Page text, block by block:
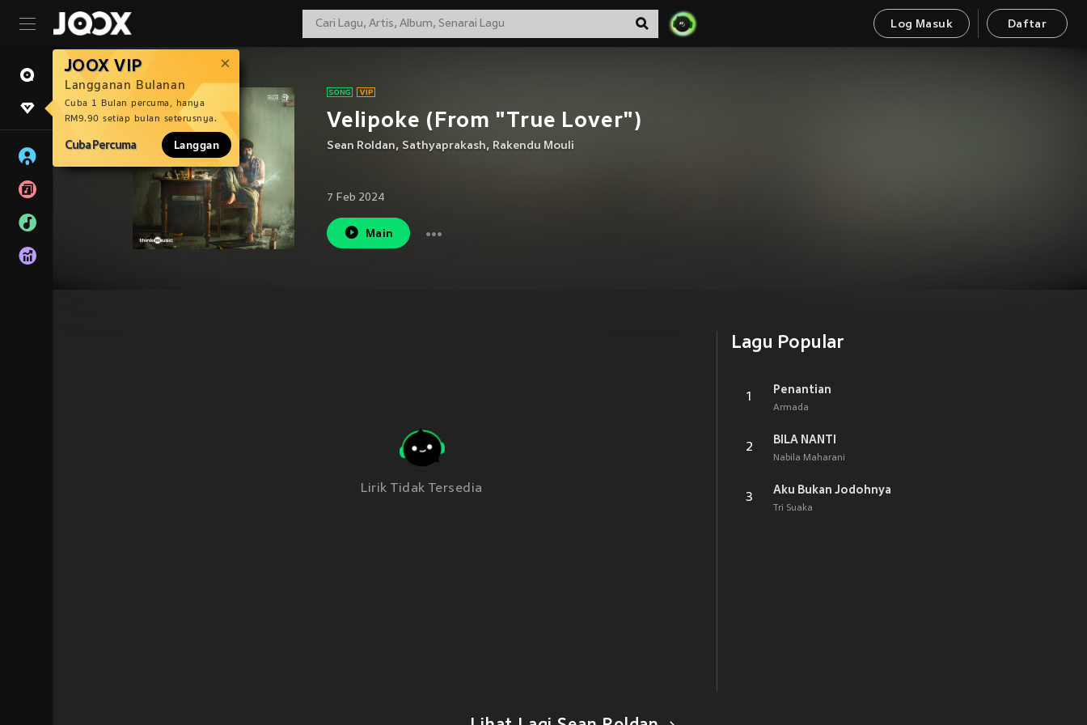
Log Masuk Daftar
JOOX VIP
Langganan Bulanan
Cuba 1 Bulan percuma, hanya
RM9.90 setiap bulan seterusnya.
Cuba Percuma Langgan
Velipoke (From "True Lover")
Sean Roldan, Sathyaprakash, Rakendu Mouli
7 Feb 2024
Main
Lirik Tidak Tersedia
Lagu Popular
1
Penantian
Armada
2
BILA NANTI
Nabila Maharani
3
Aku Bukan Jodohnya
Tri Suaka